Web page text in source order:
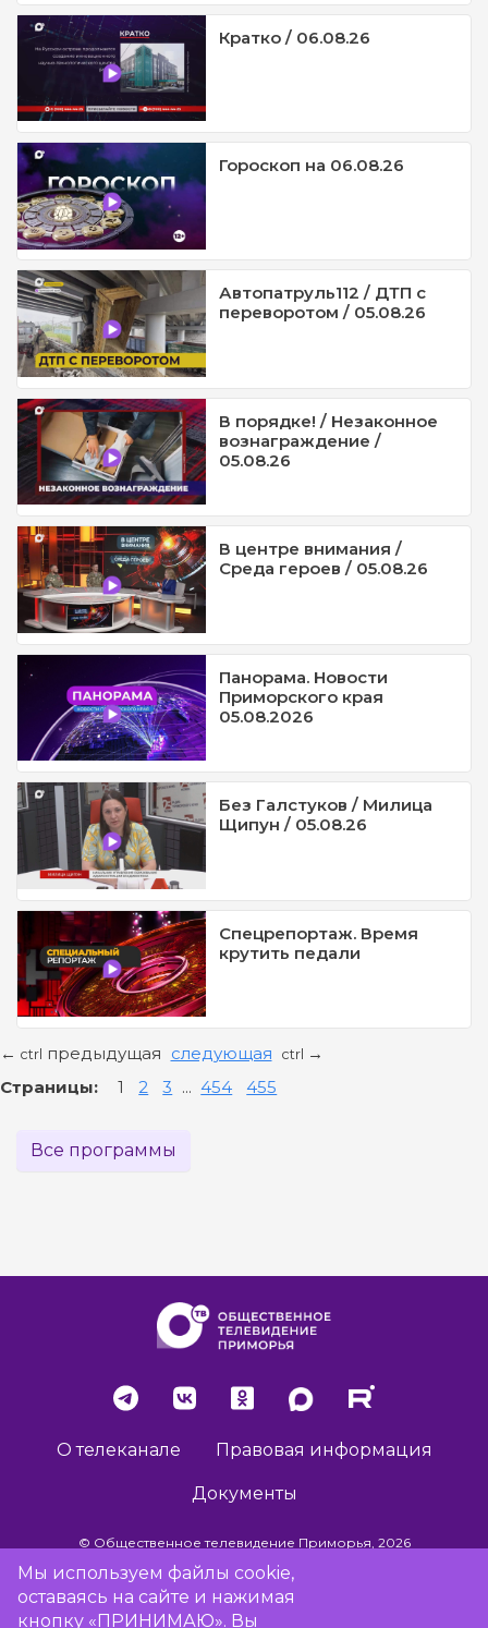
Кратко / 06.08.26
Гороскоп на 06.08.26
Автопатруль112 / ДТП с
переворотом / 05.08.26
В порядке! / Незаконное
вознаграждение /
05.08.26
В центре внимания /
Среда героев / 05.08.26
Панорама. Новости
Приморского края
05.08.2026
Без Галстуков / Милица
Щипун / 05.08.26
Спецрепортаж. Время
крутить педали
← ctrl предыдущая следующая ctrl →
Страницы: 1 2 3 ... 454 455
Все программы
О телеканале Правовая информация
Документы
© Общественное телевидение Приморья, 2026
Разработка сайта -
Мы используем файлы cookie,
оставаясь на сайте и нажимая
кнопку «ПРИНИМАЮ». Вы